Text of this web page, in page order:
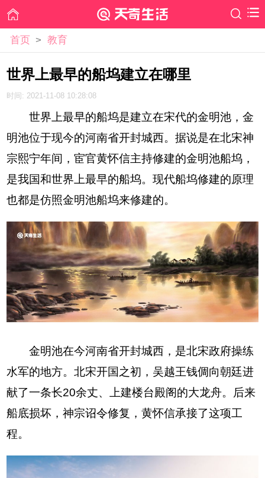
首页 > 教育
世界上最早的船坞建立在哪里
时间: 2021-11-08 10:28:08
世界上最早的船坞是建立在宋代的金明池，金
明池位于现今的河南省开封城西。据说是在北宋神
宗熙宁年间，宦官黄怀信主持修建的金明池船坞，
是我国和世界上最早的船坞。现代船坞修建的原理
也都是仿照金明池船坞来修建的。
金明池在今河南省开封城西，是北宋政府操练
水军的地方。北宋开国之初，吴越王钱倜向朝廷进
献了一条长20余丈、上建楼台殿阁的大龙舟。后来
船底损坏，神宗诏令修复，黄怀信承接了这项工
程。